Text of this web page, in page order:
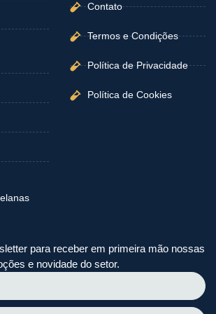
Contato
Termos e Condições
Política de Privacidade
Política de Cookies
para receber em primeira mão nossas
e novidade do setor.